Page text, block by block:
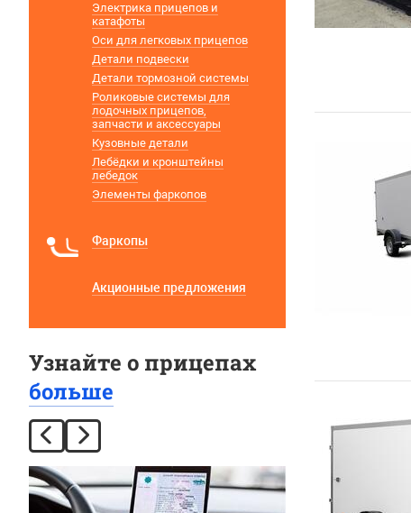
Электрика прицепов и
катафоты
Оси для легковых прицепов
Детали подвески
Детали тормозной системы
Роликовые системы для
лодочных прицепов,
запчасти и аксессуары
Кузовные детали
Лебёдки и кронштейны
лебедок
Элементы фаркопов
Фаркопы
Акционные предложения
Узнайте о прицепах
больше